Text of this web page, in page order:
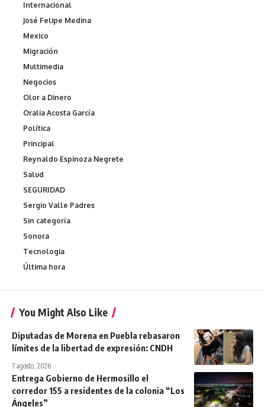
Internacional
José Felipe Medina
Mexico
Migración
Multimedia
Negocios
Olor a Dinero
Oralia Acosta García
Política
Principal
Reynaldo Espinoza Negrete
Salud
SEGURIDAD
Sergio Valle Padres
Sin categoría
Sonora
Tecnologia
Última hora
You Might Also Like
Diputadas de Morena en Puebla rebasaron
límites de la libertad de expresión: CNDH
7 agosto, 2026
Entrega Gobierno de Hermosillo el
corredor 155 a residentes de la colonia “Los
Ángeles”